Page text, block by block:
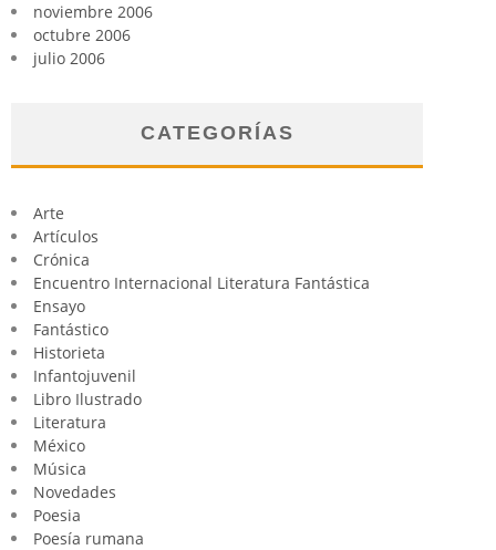
noviembre 2006
octubre 2006
julio 2006
CATEGORÍAS
Arte
Artículos
Crónica
Encuentro Internacional Literatura Fantástica
Ensayo
Fantástico
Historieta
Infantojuvenil
Libro Ilustrado
Literatura
México
Música
Novedades
Poesia
Poesía rumana